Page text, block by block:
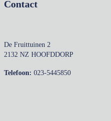
Contact
De Fruittuinen 2
2132 NZ HOOFDDORP
Telefoon: 023-5445850